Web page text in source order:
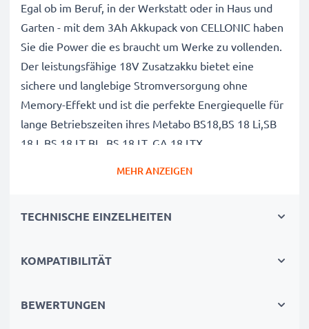
Egal ob im Beruf, in der Werkstatt oder in Haus und
Garten - mit dem 3Ah Akkupack von CELLONIC haben
Sie die Power die es braucht um Werke zu vollenden.
Der leistungsfähige 18V Zusatzakku bietet eine
sichere und langlebige Stromversorgung ohne
Memory-Effekt und ist die perfekte Energiequelle für
lange Betriebszeiten ihres Metabo BS18,BS 18 Li,SB
18 L,BS 18 LT BL, BS 18 LT, GA 18 LTX
LT, GA 18 LTX Wechselakku 6.25455,
Marke: CELLONIC Power Tool Replacement Battery
Spannung: 18V
MEHR ANZEIGEN
TECHNISCHE EINZELHEITEN
KOMPATIBILITÄT
BEWERTUNGEN